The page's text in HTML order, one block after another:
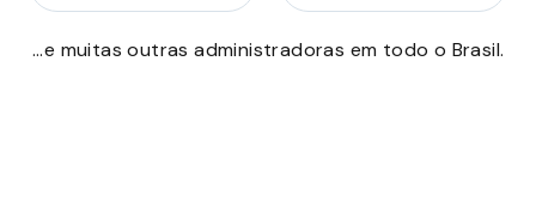
...e muitas outras administradoras em todo o Brasil.